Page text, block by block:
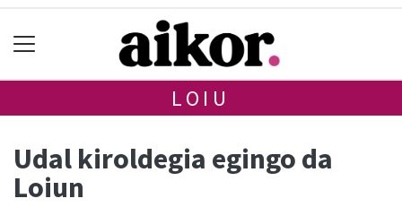
LOIU
Udal kiroldegia egingo da
Loiun